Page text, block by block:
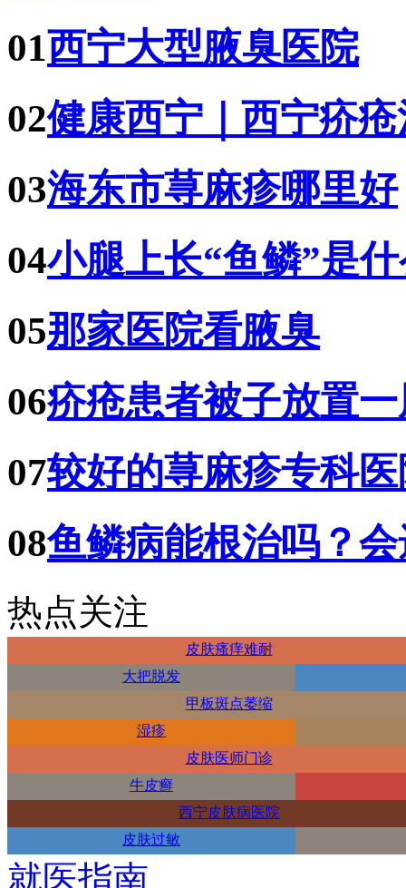
01西宁大型腋臭医院
02健康西宁｜西宁疥
03海东市荨麻疹哪里好
04小腿上长“鱼鳞”是
05那家医院看腋臭
06疥疮患者被子放置
07较好的荨麻疹专科
08鱼鳞病能根治吗？
热点关注
皮肤瘙痒难耐
大把脱发
甲板斑点萎缩
湿疹
皮肤医师门诊
牛皮癣
西宁皮肤病医院
皮肤过敏
就医指南